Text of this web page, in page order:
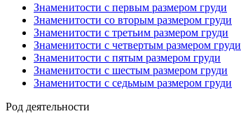
Знаменитости с первым размером груди
Знаменитости со вторым размером груди
Знаменитости с третьим размером груди
Знаменитости с четвертым размером груди
Знаменитости с пятым размером груди
Знаменитости с шестым размером груди
Знаменитости с седьмым размером груди
Род деятельности